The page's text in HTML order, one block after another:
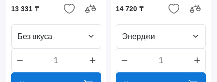
13 331 ₸
Без вкуса
14 720 ₸
Энерджи